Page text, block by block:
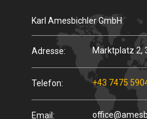
Karl Amesbichler GmbH
Adresse: Marktplatz 2,
Telefon: +43 7475
Email: